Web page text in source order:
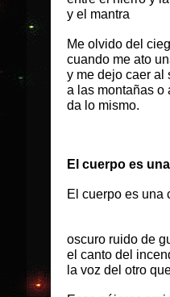
y el mantra
Me olvido del
cuando me ato
y me dejo caer al
a las montañas o
da lo mismo.
El cuerpo es
El cuerpo es una
oscuro ruido de
el canto del
la voz del otro